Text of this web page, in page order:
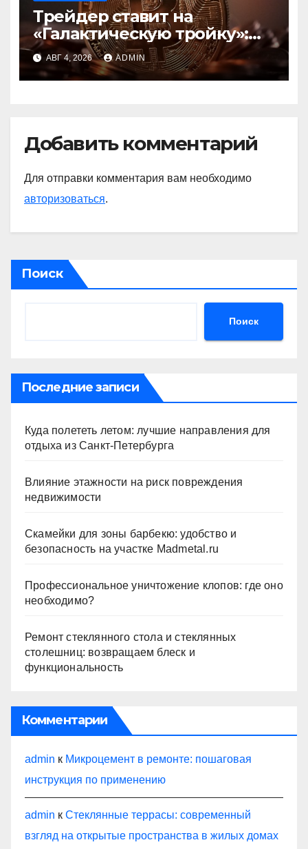
Трейдер ставит на
«Галактическую тройку»:
Circle, Coinbase и ETH
АВГ 4, 2026 ADMIN
Добавить комментарий
Для отправки комментария вам необходимо
авторизоваться.
Поиск
Поиск
Последние записи
Куда полететь летом: лучшие направления для
отдыха из Санкт-Петербурга
Влияние этажности на риск повреждения
недвижимости
Скамейки для зоны барбекю: удобство и
безопасность на участке Madmetal.ru
Профессиональное уничтожение клопов: где оно
необходимо?
Ремонт стеклянного стола и стеклянных
столешниц: возвращаем блеск и
функциональность
Комментарии
admin к Микроцемент в ремонте: пошаговая
инструкция по применению
admin к Стеклянные террасы: современный
взгляд на открытые пространства в жилых домах